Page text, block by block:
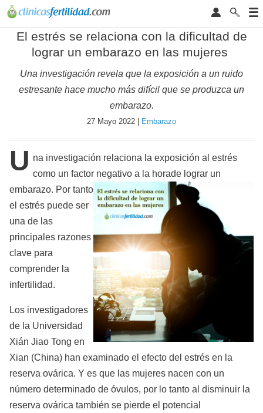
El estrés se relaciona con la dificultad de
lograr un embarazo en las mujeres
Una investigación revela que la exposición a un ruido
estresante hace mucho más difícil que se produzca un
embarazo.
27 Mayo 2022 | Embarazo
U na investigación relaciona la exposición al estrés
como un factor negativo a la horade lograr un
embarazo. Por tanto
el estrés puede ser
una de las
principales razones
clave para
comprender la
infertilidad.
Los investigadores
de la Universidad
Xián Jiao Tong en
Xian (China) han examinado el efecto del estrés en la
reserva ovárica. Y es que las mujeres nacen con un
número determinado de óvulos, por lo tanto al disminuir la
reserva ovárica también se pierde el potencial